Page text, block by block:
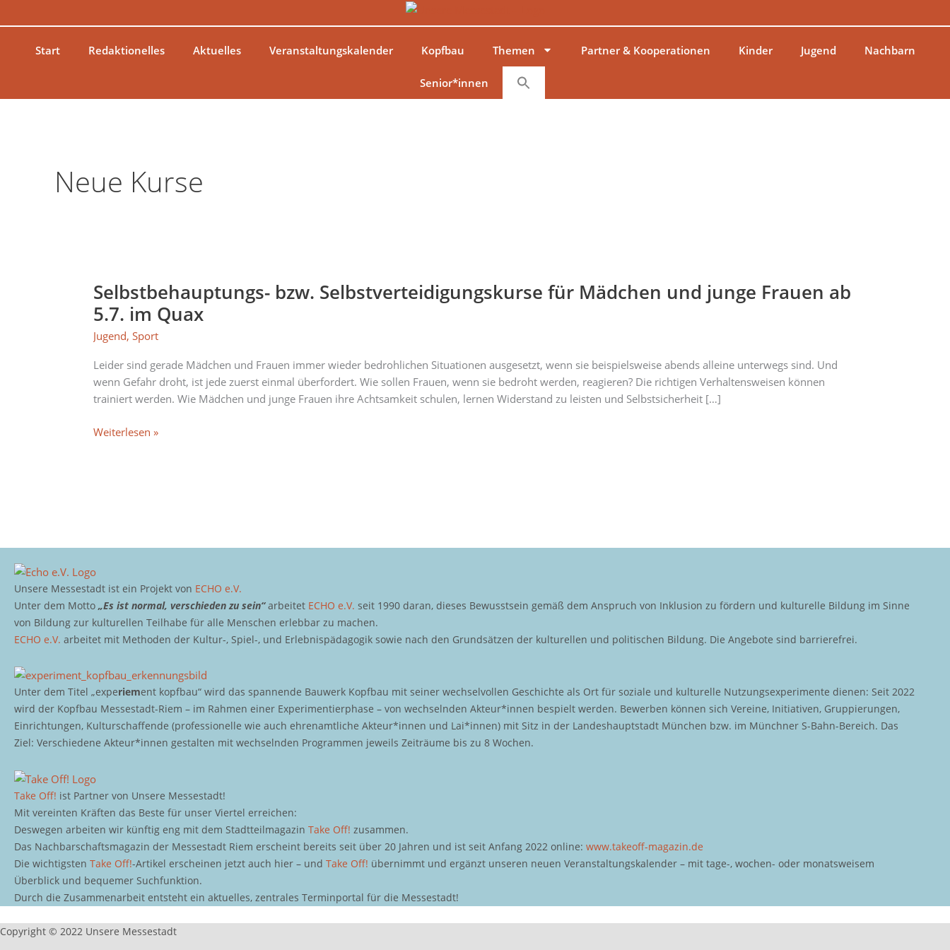
Inhalt
Start Redaktionelles Aktuelles Veranstaltungskalender Kopfbau Themen Partner & Kooperationen Kinder Jugend Nachbarn
Senior*innen
Neue Kurse
Selbstbehauptungs- bzw. Selbstverteidigungskurse für Mädchen und junge Frauen ab
5.7. im Quax
Jugend,Sport
Leider sind gerade Mädchen und Frauen immer wieder bedrohlichen Situationen ausgesetzt, wenn sie beispielsweise abends alleine unterwegs sind. Und
wenn Gefahr droht, ist jede zuerst einmal überfordert. Wie sollen Frauen, wenn sie bedroht werden, reagieren? Die richtigen Verhaltensweisen können
trainiert werden. Wie Mädchen und junge Frauen ihre Achtsamkeit schulen, lernen Widerstand zu leisten und Selbstsicherheit […]
Selbstbehauptungs-
bzw.
Selbstverteidigungskurse
für
Mädchen
ab
Weiterlesen »
Unsere Messestadt ist ein Projekt von ECHO e.V.
Unter dem Motto „Es ist normal, verschieden zu sein“arbeitet ECHO e.V. seit 1990 daran, dieses Bewusstsein gemäß dem Anspruch von Inklusion zu fördern und kulturelle Bildung im Sinne
von Bildung zur kulturellen Teilhabe für alle Menschen erlebbar zu machen.
ECHO e.V. arbeitet mit Methoden der Kultur-, Spiel-, und Erlebnispädagogik sowie nach den Grundsätzen der kulturellen und politischen Bildung. Die Angebote sind barrierefrei.
Unter dem Titel „experiement kopfbau“ wird das spannende Bauwerk Kopfbau mit seiner wechselvollen Geschichte als Ort für soziale und kulturelle Nutzungsexperimente dienen: Seit 2022
wird der Kopfbau Messestadt-Riem – im Rahmen einer Experimentierphase – von wechselnden Akteur*innen bespielt werden. Bewerben können sich Vereine, Initiativen, Gruppierungen,
Einrichtungen, Kulturschaffende (professionelle wie auch ehrenamtliche Akteur*innen und Lai*innen) mit Sitz in der Landeshauptstadt München bzw. im Münchner S-Bahn-Bereich. Das
Ziel: Verschiedene Akteur*innen gestalten mit wechselnden Programmen jeweils Zeiträume bis zu 8 Wochen.
Take Off! ist Partner von Unsere Messestadt!
Mit vereinten Kräften das Beste für unser Viertel erreichen:
Deswegen arbeiten wir künftig eng mit dem Stadtteilmagazin Take Off! zusammen.
Das Nachbarschaftsmagazin der Messestadt Riem erscheint bereits seit über 20 Jahren und ist seit Anfang 2022 online: www.takeoff-magazin.de
Die wichtigsten Take Off!-Artikel erscheinen jetzt auch hier – und Take Off! übernimmt und ergänzt unseren neuen Veranstaltungskalender – mit tage-, wochen- oder monatsweisem
Überblick und bequemer Suchfunktion.
Durch die Zusammenarbeit entsteht ein aktuelles, zentrales Terminportal für die Messestadt!
Copyright © 2022 Unsere Messestadt